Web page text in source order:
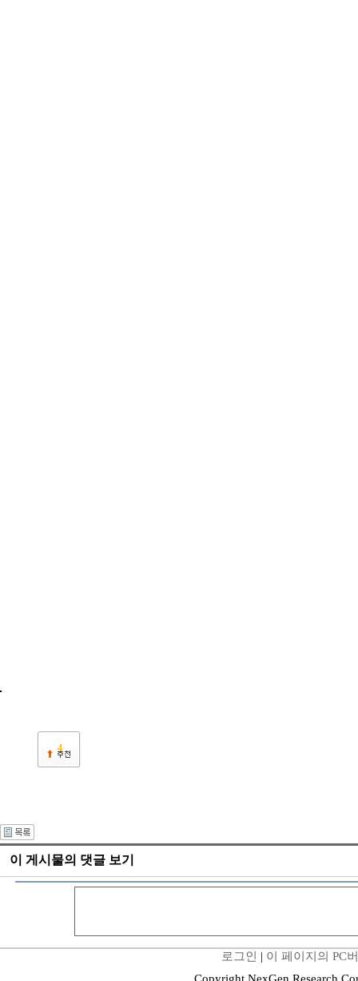
4
이 게시물의 댓글 보기
로그인 | 이 페이지의 PC